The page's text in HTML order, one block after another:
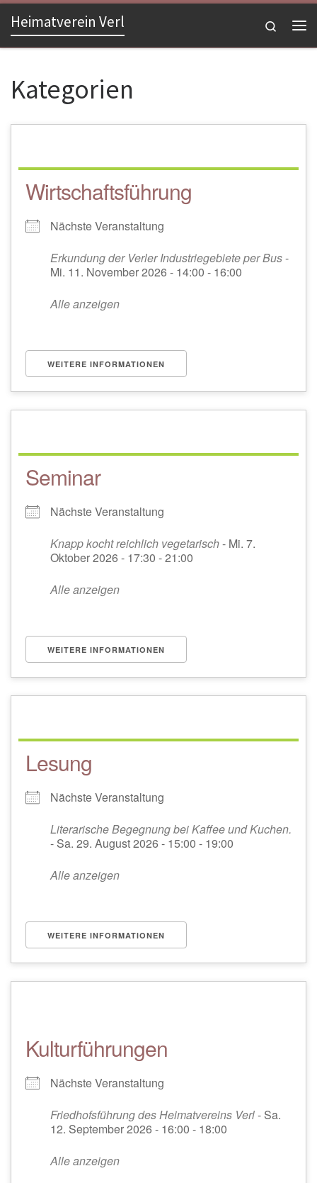
Zum Inhalt springen
Heimatverein Verl
Search
Kategorien
Wirtschaftsführung
Nächste Veranstaltung
Erkundung der Verler Industriegebiete per Bus-
Mi. 11. November 2026 - 14:00 - 16:00
Alle anzeigen
WEITERE INFORMATIONEN
Seminar
Nächste Veranstaltung
Knapp kocht reichlich vegetarisch- Mi. 7.
Oktober 2026 - 17:30 - 21:00
Alle anzeigen
WEITERE INFORMATIONEN
Lesung
Nächste Veranstaltung
Literarische Begegnung bei Kaffee und Kuchen.
- Sa. 29. August 2026 - 15:00 - 19:00
Alle anzeigen
WEITERE INFORMATIONEN
Kulturführungen
Nächste Veranstaltung
Friedhofsführung des Heimatvereins Verl- Sa.
12. September 2026 - 16:00 - 18:00
Alle anzeigen